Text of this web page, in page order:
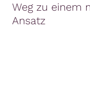
Weg zu einem
Ansatz